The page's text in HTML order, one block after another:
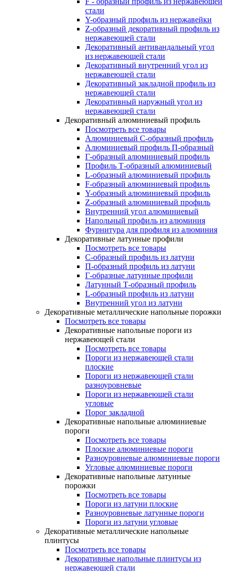
стали
Y-образный профиль из нержавейки
Z-образный декоративный профиль из
нержавеющей стали
Декоративный антивандальный угол
из нержавеющей стали
Декоративный внутренний угол из
нержавеющей стали
Декоративный закладной профиль из
нержавеющей стали
Декоративный наружный угол из
нержавеющей стали
Декоративный алюминиевый профиль
Посмотреть все товары
Алюминиевый С-образный профиль
Алюминиевый профиль П-образный
Г-образный алюминиевый профиль
Профиль Т-образный алюминиевый
L-образный алюминиевый профиль
F-образный алюминиевый профиль
Y-образный алюминиевый профиль
Z-образный алюминиевый профиль
Внутренний угол алюминиевый
Напольный профиль из алюминия
Фурнитура для профиля из алюминия
Декоративные латунные профили
Посмотреть все товары
C-образный профиль из латуни
П-образный профиль из латуни
Г-образные латунные профили
Латунный Т-образный профиль
L-образный профиль из латуни
Внутренний угол из латуни
Декоративные металлические напольные порожки
Посмотреть все товары
Декоративные напольные пороги из
нержавеющей стали
Посмотреть все товары
Пороги из нержавеющей стали
плоские
Пороги из нержавеющей стали
разноуровневые
Пороги из нержавеющей стали
угловые
Порог закладной
Декоративные напольные алюминиевые
пороги
Посмотреть все товары
Плоские алюминиевые пороги
Разноуровневые алюминиевые пороги
Угловые алюминиевые пороги
Декоративные напольные латунные
порожки
Посмотреть все товары
Пороги из латуни плоские
Разноуровневые латунные пороги
Пороги из латуни угловые
Декоративные металлические напольные
плинтусы
Посмотреть все товары
Декоративные напольные плинтусы из
нержавеющей стали